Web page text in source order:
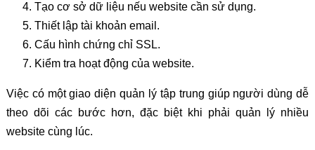
Tạo cơ sở dữ liệu nếu website cần sử dụng.
Thiết lập tài khoản email.
Cấu hình chứng chỉ SSL.
Kiểm tra hoạt động của website.
Việc có một giao diện quản lý tập trung giúp người dùng dễ
theo dõi các bước hơn, đặc biệt khi phải quản lý nhiều
website cùng lúc.